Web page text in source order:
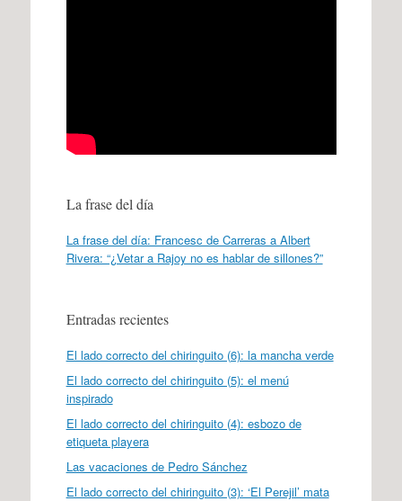
La frase del día
La frase del día: Francesc de Carreras a Albert
Rivera: “¿Vetar a Rajoy no es hablar de sillones?”
Entradas recientes
El lado correcto del chiringuito (6): la mancha verde
El lado correcto del chiringuito (5): el menú
inspirado
El lado correcto del chiringuito (4): esbozo de
etiqueta playera
Las vacaciones de Pedro Sánchez
El lado correcto del chiringuito (3): ‘El Perejil’ mata